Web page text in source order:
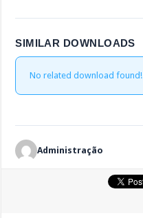
SIMILAR DOWNLOADS
No related download found!
Administração